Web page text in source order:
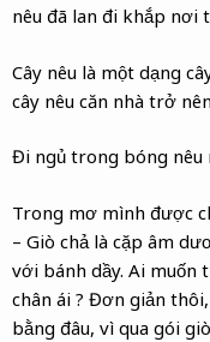
nêu đã lan đi khắp nơi
Cây nêu là một dạng
cây nêu căn nhà trở
Đi ngủ trong bóng nêu
Trong mơ mình được
– Giò chả là cặp âm
với bánh dầy. Ai muốn
chân ái ? Đơn giản
bằng đâu, vì qua gói